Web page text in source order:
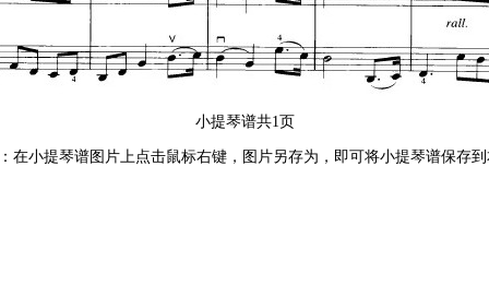
小提琴谱共1页
在小提琴谱图片上点击鼠标右键，图片另存为，即可将小提琴谱保存